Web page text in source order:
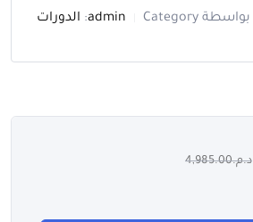
بواسطة admin Category: الدورات
د.م.4,985.00